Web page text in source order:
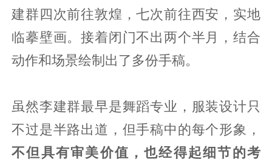
建群四次前往敦煌，七次前往西安，实地
临摹壁画。接着闭门不出两个半月，结合
动作和场景绘制出了多份手稿。
虽然李建群最早是舞蹈专业，服装设计只
不过是半路出道，但手稿中的每个形象，
不但具有审美价值，也经得起细节的考